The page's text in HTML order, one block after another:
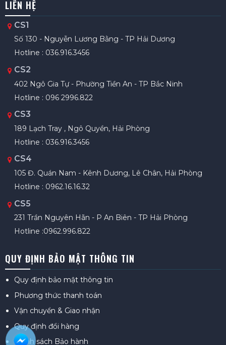
LIÊN HỆ
CS1
Số 130 - Nguyễn Lương Bằng - TP Hải Dương
Hotline : 036.916.3456
CS2
402 Ngô Gia Tự - Phường Tiền An - TP Bắc Ninh
Hotline : 096 2996.822
CS3
189 Lạch Tray , Ngô Quyền, Hải Phòng
Hotline : 036.916.3456
CS4
105 Đ. Quán Nam - Kênh Dương, Lê Chân, Hải Phòng
Hotline : 0962.16.16.32
CS5
231 Trần Nguyên Hãn - P An Biên - TP Hải Phòng
Hotline :0962.996.822
QUY ĐỊNH BẢO MẬT THÔNG TIN
Quy định bảo mật thông tin
Phương thức thanh toán
Vận chuyển & Giao nhận
Quy định đổi hàng
Chính sách Bảo hành